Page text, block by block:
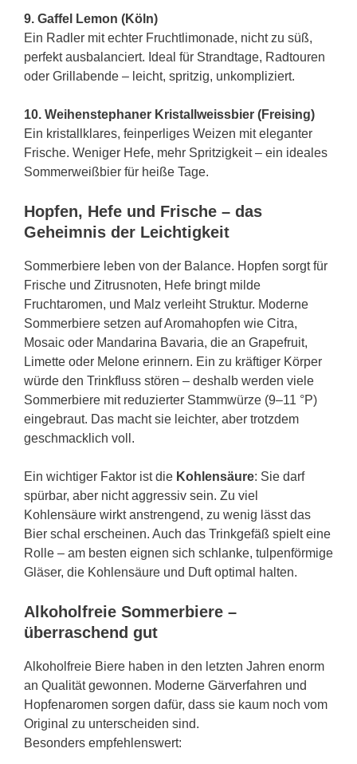
9. Gaffel Lemon (Köln)
Ein Radler mit echter Fruchtlimonade, nicht zu süß,
perfekt ausbalanciert. Ideal für Strandtage, Radtouren
oder Grillabende – leicht, spritzig, unkompliziert.
10. Weihenstephaner Kristallweissbier (Freising)
Ein kristallklares, feinperliges Weizen mit eleganter
Frische. Weniger Hefe, mehr Spritzigkeit – ein ideales
Sommerweißbier für heiße Tage.
Hopfen, Hefe und Frische – das
Geheimnis der Leichtigkeit
Sommerbiere leben von der Balance. Hopfen sorgt für
Frische und Zitrusnoten, Hefe bringt milde
Fruchtaromen, und Malz verleiht Struktur. Moderne
Sommerbiere setzen auf Aromahopfen wie Citra,
Mosaic oder Mandarina Bavaria, die an Grapefruit,
Limette oder Melone erinnern. Ein zu kräftiger Körper
würde den Trinkfluss stören – deshalb werden viele
Sommerbiere mit reduzierter Stammwürze (9–11 °P)
eingebraut. Das macht sie leichter, aber trotzdem
geschmacklich voll.
Ein wichtiger Faktor ist die Kohlensäure: Sie darf
spürbar, aber nicht aggressiv sein. Zu viel
Kohlensäure wirkt anstrengend, zu wenig lässt das
Bier schal erscheinen. Auch das Trinkgefäß spielt eine
Rolle – am besten eignen sich schlanke, tulpenförmige
Gläser, die Kohlensäure und Duft optimal halten.
Alkoholfreie Sommerbiere –
überraschend gut
Alkoholfreie Biere haben in den letzten Jahren enorm
an Qualität gewonnen. Moderne Gärverfahren und
Hopfenaromen sorgen dafür, dass sie kaum noch vom
Original zu unterscheiden sind.
Besonders empfehlenswert: